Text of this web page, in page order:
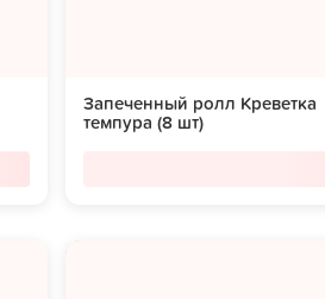
Запеченный ролл Креветка
темпура (8 шт)